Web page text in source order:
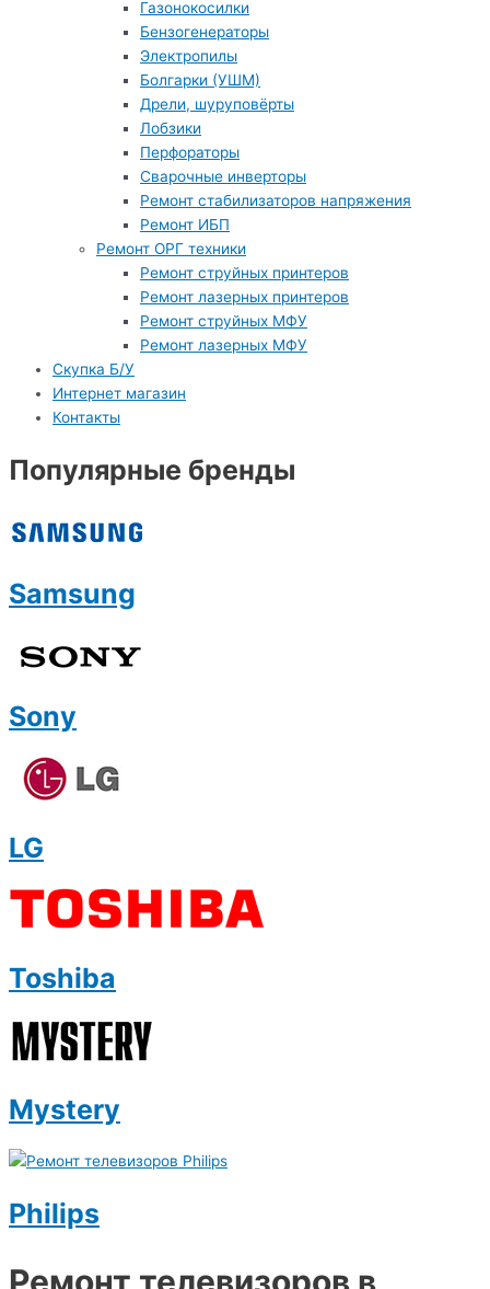
Газонокосилки
Бензогенераторы
Электропилы
Болгарки (УШМ)
Дрели, шуруповёрты
Лобзики
Перфораторы
Сварочные инверторы
Ремонт стабилизаторов напряжения
Ремонт ИБП
Ремонт ОРГ техники
Ремонт струйных принтеров
Ремонт лазерных принтеров
Ремонт струйных МФУ
Ремонт лазерных МФУ
Скупка Б/У
Интернет магазин
Контакты
Популярные бренды
Samsung
Sony
LG
Toshiba
Mystery
Philips